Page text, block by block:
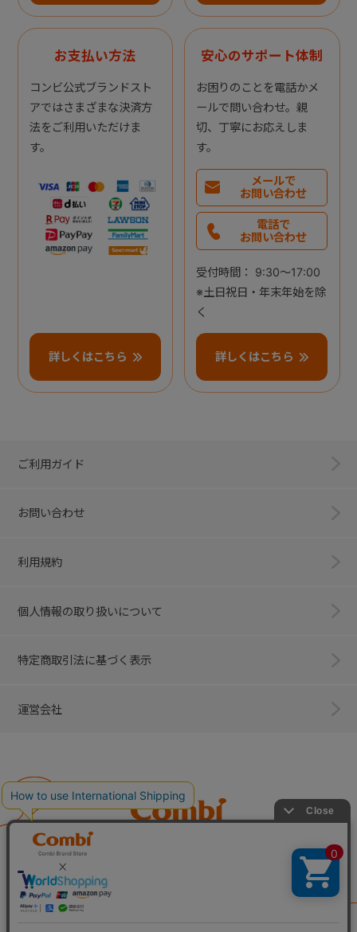
お支払い方法
コンビ公式ブランドスト
アではさまざまな決済方
法をご利用いただけま
す。
詳しくはこちら
安心のサポート体制
お困りのことを電話かメ
ールで問い合わせ。親
切、丁寧にお応えしま
す。
メールで
お問い合わせ
電話で
お問い合わせ
受付時間： 9:30～17:00
※土日祝日・年末年始を除
く
詳しくはこちら
ご利用ガイド
お問い合わせ
利用規約
個人情報の取り扱いについて
特定商取引法に基づく表示
運営会社